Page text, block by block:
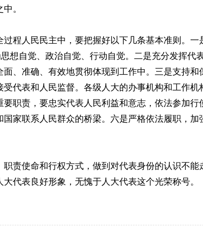
。
程人民民主中，要把握好以下几条基本准则。
想自觉、政治自觉、行动自觉。二是充分发挥
、准确、有效地贯彻体现到工作中。三是支持
代表和人民监督。各级人大的办事机构和工作
职责，要忠实代表人民利益和意志，依法参加
家联系人民群众的桥梁。六是严格依法履职，
责使命和行权方式，做到对代表身份的认识不
代表良好形象，无愧于人大代表这个光荣称号。